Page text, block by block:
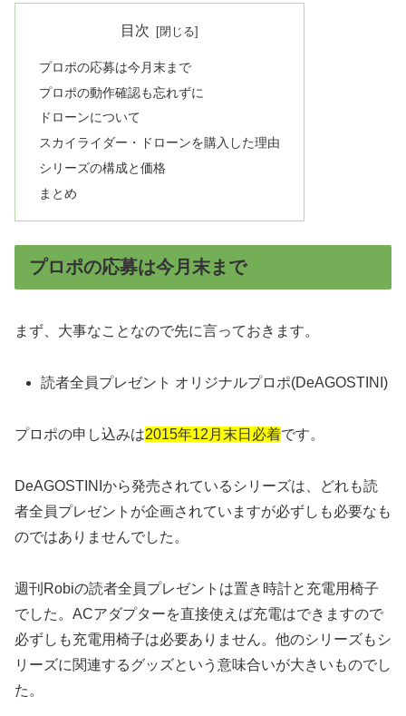
目次
プロポの応募は今月末まで
プロポの動作確認も忘れずに
ドローンについて
スカイライダー・ドローンを購入した理由
シリーズの構成と価格
まとめ
プロポの応募は今月末まで
まず、大事なことなので先に言っておきます。
読者全員プレゼント オリジナルプロポ(DeAGOSTINI)
プロポの申し込みは2015年12月末日必着です。
DeAGOSTINIから発売されているシリーズは、どれも読
者全員プレゼントが企画されていますが必ずしも必要なも
のではありませんでした。
週刊Robiの読者全員プレゼントは置き時計と充電用椅子
でした。ACアダプターを直接使えば充電はできますので
必ずしも充電用椅子は必要ありません。他のシリーズもシ
リーズに関連するグッズという意味合いが大きいものでし
た。